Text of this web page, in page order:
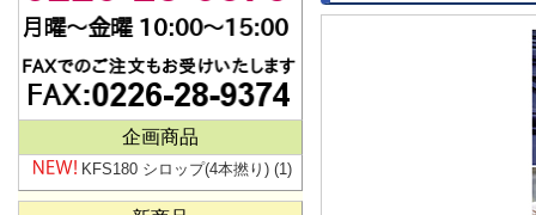
企画商品
KFS180 シロップ(4本撚り) (1)